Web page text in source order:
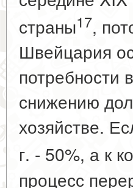
страны17,
Швейцария
потребности
снижению
хозяйстве.
г. - 50%, а к
процесс